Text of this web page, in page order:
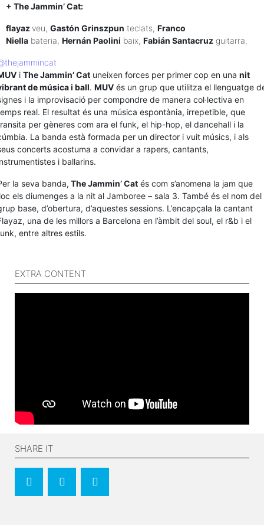
+ The Jammin’ Cat:
flayazveu, Gastón Grinszpun teclats, Franco
Niella bateria, Hernán Paolini baix, Fabián Santacruz guitarra.
i The Jammin’ Cat uneixen forces per primer cop en una nit
de música i ball. MUV és un grup que utilitza el llenguatge
i la improvisació per compondre de manera col·lectiva en
real. El resultat és una música espontània, irrepetible, que
per gèneres com ara el funk, el hip-hop, el dancehall i la
La banda està formada per un director i vuit músics, i als
concerts acostuma a convidar a rapers, cantants,
i ballarins.
la seva banda, The Jammin’ Cat és com s’anomena la jam que
els diumenges a la nit al Jamboree – sala 3. També és el nom del
base, d’obertura, d’aquestes sessions. L’encapçala la cantant
una de les millors a Barcelona en l’àmbit del soul, el r&b i el
entre altres estils.
EXTRA CONTENT
SHARE IT